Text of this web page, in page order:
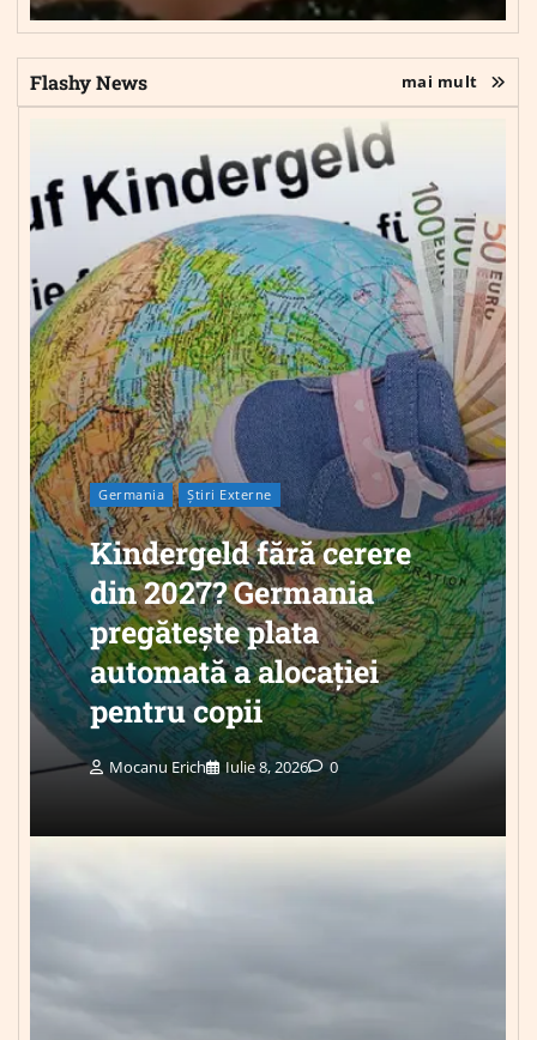
Flashy News mai mult
Germania Știri Externe
Kindergeld fără cerere
din 2027? Germania
pregătește plata
automată a alocației
pentru copii
Mocanu Erich Iulie 8, 2026 0